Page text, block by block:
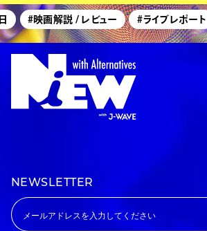
#映画解説 / レビュー #ライブレポート
NEWSLETTER